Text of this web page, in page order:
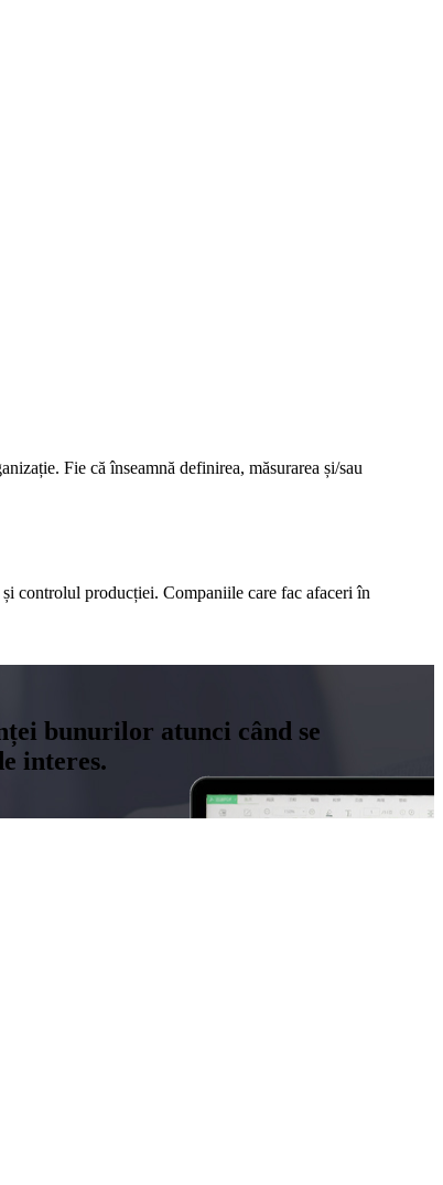
Fie că înseamnă definirea, măsurarea și/sau
controlul producției. Companiile care fac afaceri în
bunurilor atunci când se
interes.